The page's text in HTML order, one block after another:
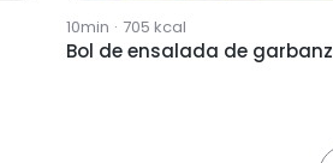
10min · 705 kcal
Bol de ensalada de